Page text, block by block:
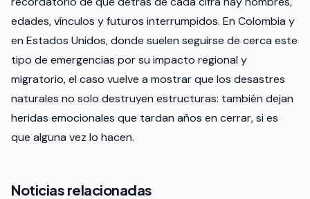
edades, vínculos y futuros interrumpidos. En Colombia y
en Estados Unidos, donde suelen seguirse de cerca este
tipo de emergencias por su impacto regional y
migratorio, el caso vuelve a mostrar que los desastres
naturales no solo destruyen estructuras: también dejan
heridas emocionales que tardan años en cerrar, si es
que alguna vez lo hacen.
Noticias relacionadas